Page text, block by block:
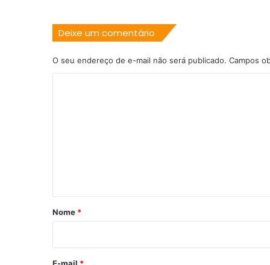
Deixe um comentário
O seu endereço de e-mail não será publicado. Campos
r
*
Nome *
E-mail *